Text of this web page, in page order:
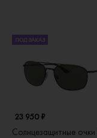
ПОД ЗАКАЗ
23 950 ₽
Солнцезащитные очки